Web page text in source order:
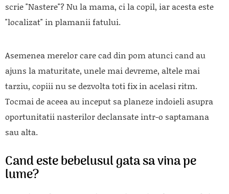
scrie "Nastere"? Nu la mama, ci la copil, iar acesta este
"localizat" in plamanii fatului.
Asemenea merelor care cad din pom atunci cand au
ajuns la maturitate, unele mai devreme, altele mai
tarziu, copiii nu se dezvolta toti fix in acelasi ritm.
Tocmai de aceea au inceput sa planeze indoieli asupra
oportunitatii nasterilor declansate intr-o saptamana
sau alta.
Cand este bebelusul gata sa vina pe
lume?